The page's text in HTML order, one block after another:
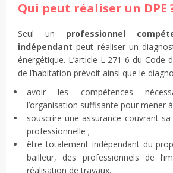
Qui peut réaliser un DPE
Seul un professionnel
indépendant peut réaliser un
énergétique. L’article L 271-6 du Code
de l’habitation prévoit ainsi que le
avoir les compétences
l’organisation suffisante pour mener
souscrire une assurance couvrant
professionnelle ;
être totalement indépendant du
bailleur, des professionnels de
réalisation de travaux.